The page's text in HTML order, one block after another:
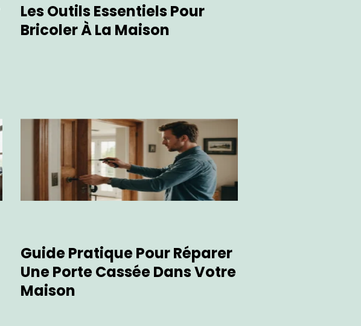
Les Outils Essentiels Pour
Bricoler À La Maison
Guide Pratique Pour Réparer
Une Porte Cassée Dans Votre
Maison